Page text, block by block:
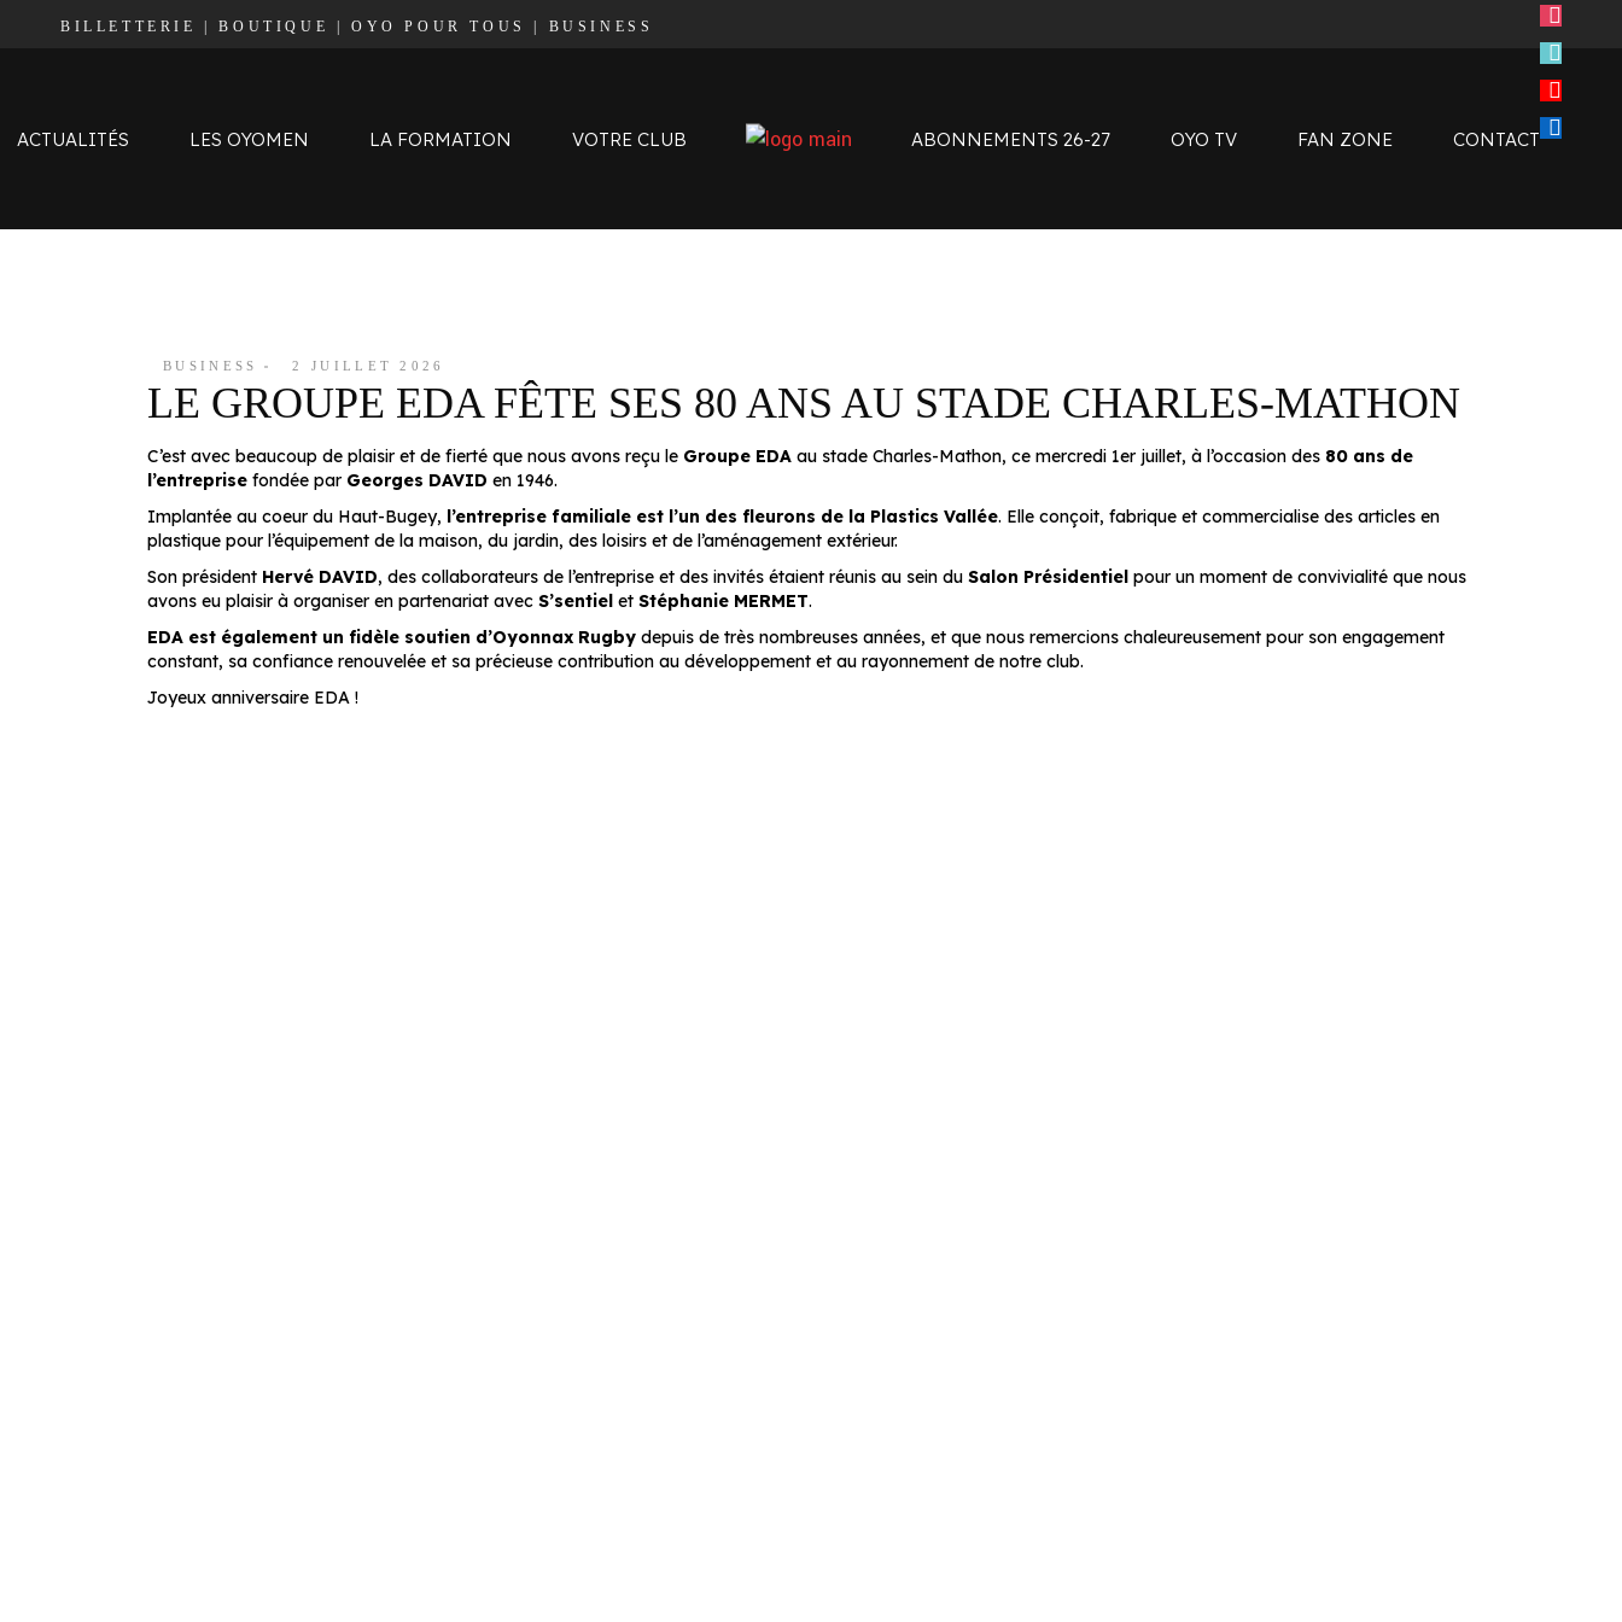
BILLETTERIE |BOUTIQUE |OYO POUR TOUS | BUSINESS
instagram
tiktok
youtube
linkedin
ACTUALITÉS LES OYOMEN
Calendrier et Résultats
Classement
LA FORMATION VOTRE CLUB
Anciens Oyomen
Oyomen Factory
Notre territoire
ABONNEMENTS 26-27 OYO TV FAN ZONE CONTACT
Calendrier et Résultats
L’histoire des Oyomen
Clubs de supporters
Devenir bénévole
Club SMOBY
BUSINESS 2 JUILLET 2026
LE GROUPE EDA FÊTE SES 80 ANS AU STADE CHARLES-MATHON
C’est avec beaucoup de plaisir et de fierté que nous avons reçu le Groupe EDA au stade Charles-Mathon, ce mercredi 1er juillet, à l’occasion des 80 ans de
l’entreprise fondée par Georges DAVID en 1946.
Implantée au coeur du Haut-Bugey, l’entreprise familiale est l’un des fleurons de la Plastics Vallée. Elle conçoit, fabrique et commercialise des articles en
plastique pour l’équipement de la maison, du jardin, des loisirs et de l’aménagement extérieur.
Son président Hervé DAVID, des collaborateurs de l’entreprise et des invités étaient réunis au sein du Salon Présidentiel pour un moment de convivialité que nous
avons eu plaisir à organiser en partenariat avec S’sentiel et Stéphanie MERMET.
EDA est également un fidèle soutien d’Oyonnax Rugby depuis de très nombreuses années, et que nous remercions chaleureusement pour son engagement
constant, sa confiance renouvelée et sa précieuse contribution au développement et au rayonnement de notre club.
Joyeux anniversaire EDA !